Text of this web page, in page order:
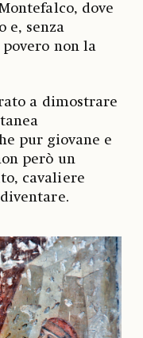
dove
e, senza
non la
a dimostrare
pur giovane e
però un
cavaliere